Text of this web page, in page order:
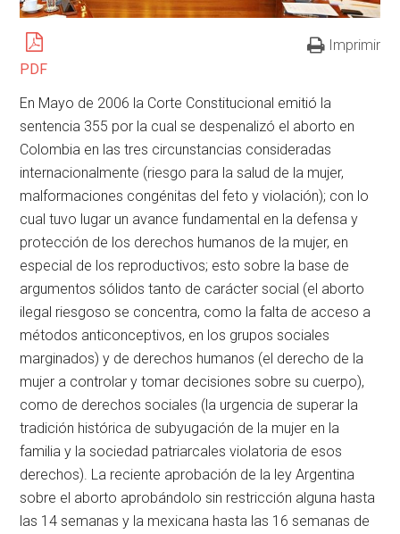
PDF
Imprimir
En Mayo de 2006 la Corte Constitucional emitió la
sentencia 355 por la cual se despenalizó el aborto en
Colombia en las tres circunstancias consideradas
internacionalmente (riesgo para la salud de la mujer,
malformaciones congénitas del feto y violación); con lo
cual tuvo lugar un avance fundamental en la defensa y
protección de los derechos humanos de la mujer, en
especial de los reproductivos; esto sobre la base de
argumentos sólidos tanto de carácter social (el aborto
ilegal riesgoso se concentra, como la falta de acceso a
métodos anticonceptivos, en los grupos sociales
marginados) y de derechos humanos (el derecho de la
mujer a controlar y tomar decisiones sobre su cuerpo),
como de derechos sociales (la urgencia de superar la
tradición histórica de subyugación de la mujer en la
familia y la sociedad patriarcales violatoria de esos
derechos). La reciente aprobación de la ley Argentina
sobre el aborto aprobándolo sin restricción alguna hasta
las 14 semanas y la mexicana hasta las 16 semanas de